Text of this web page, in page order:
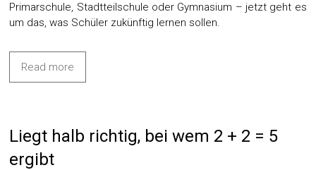
Primarschule, Stadtteilschule oder Gymnasium – jetzt geht es
um das, was Schüler zukünftig lernen sollen.
Read more
Liegt halb richtig, bei wem 2 + 2 = 5
ergibt